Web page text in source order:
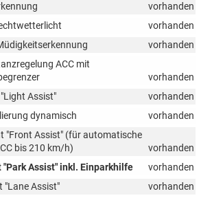
vorhanden
vorhanden
vorhanden
ACC mit
vorhanden
Assist"
vorhanden
dynamisch
vorhanden
"Front Assist" (für automatische
bis 210 km/h)
vorhanden
Assist" inkl. Einparkhilfe
vorhanden
"Lane Assist"
vorhanden